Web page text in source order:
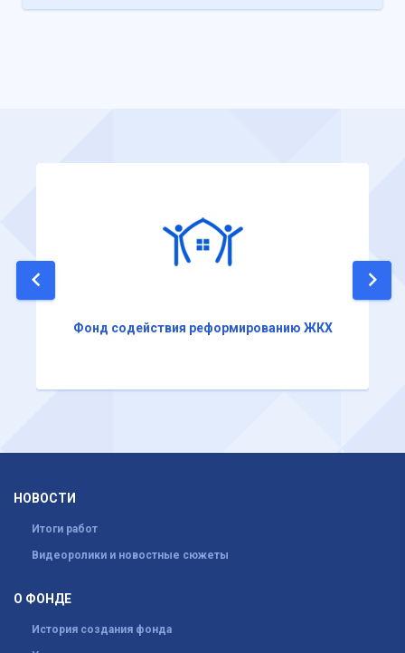
Фонд содействия реформированию ЖКХ
НОВОСТИ
Итоги работ
Видеоролики и новостные сюжеты
О ФОНДЕ
История создания фонда